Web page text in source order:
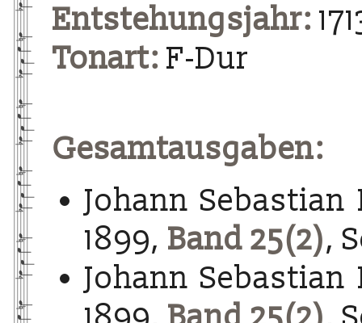
Entstehungsjahr:
Tonart: F-Dur
Gesamtausgaben:
Johann Sebastian
1899, Band 25(2),
Johann Sebastian